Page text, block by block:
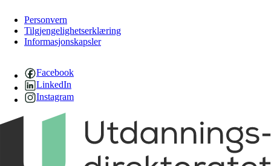
Personvern
Tilgjengelighetserklæring
Informasjonskapsler
Facebook
LinkedIn
Instagram